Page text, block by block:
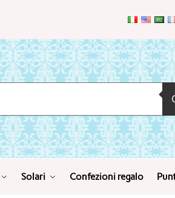
Solari Confezioni regalo